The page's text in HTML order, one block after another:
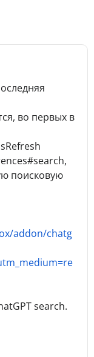
во первых в
поисковую
addon/chatg
search.